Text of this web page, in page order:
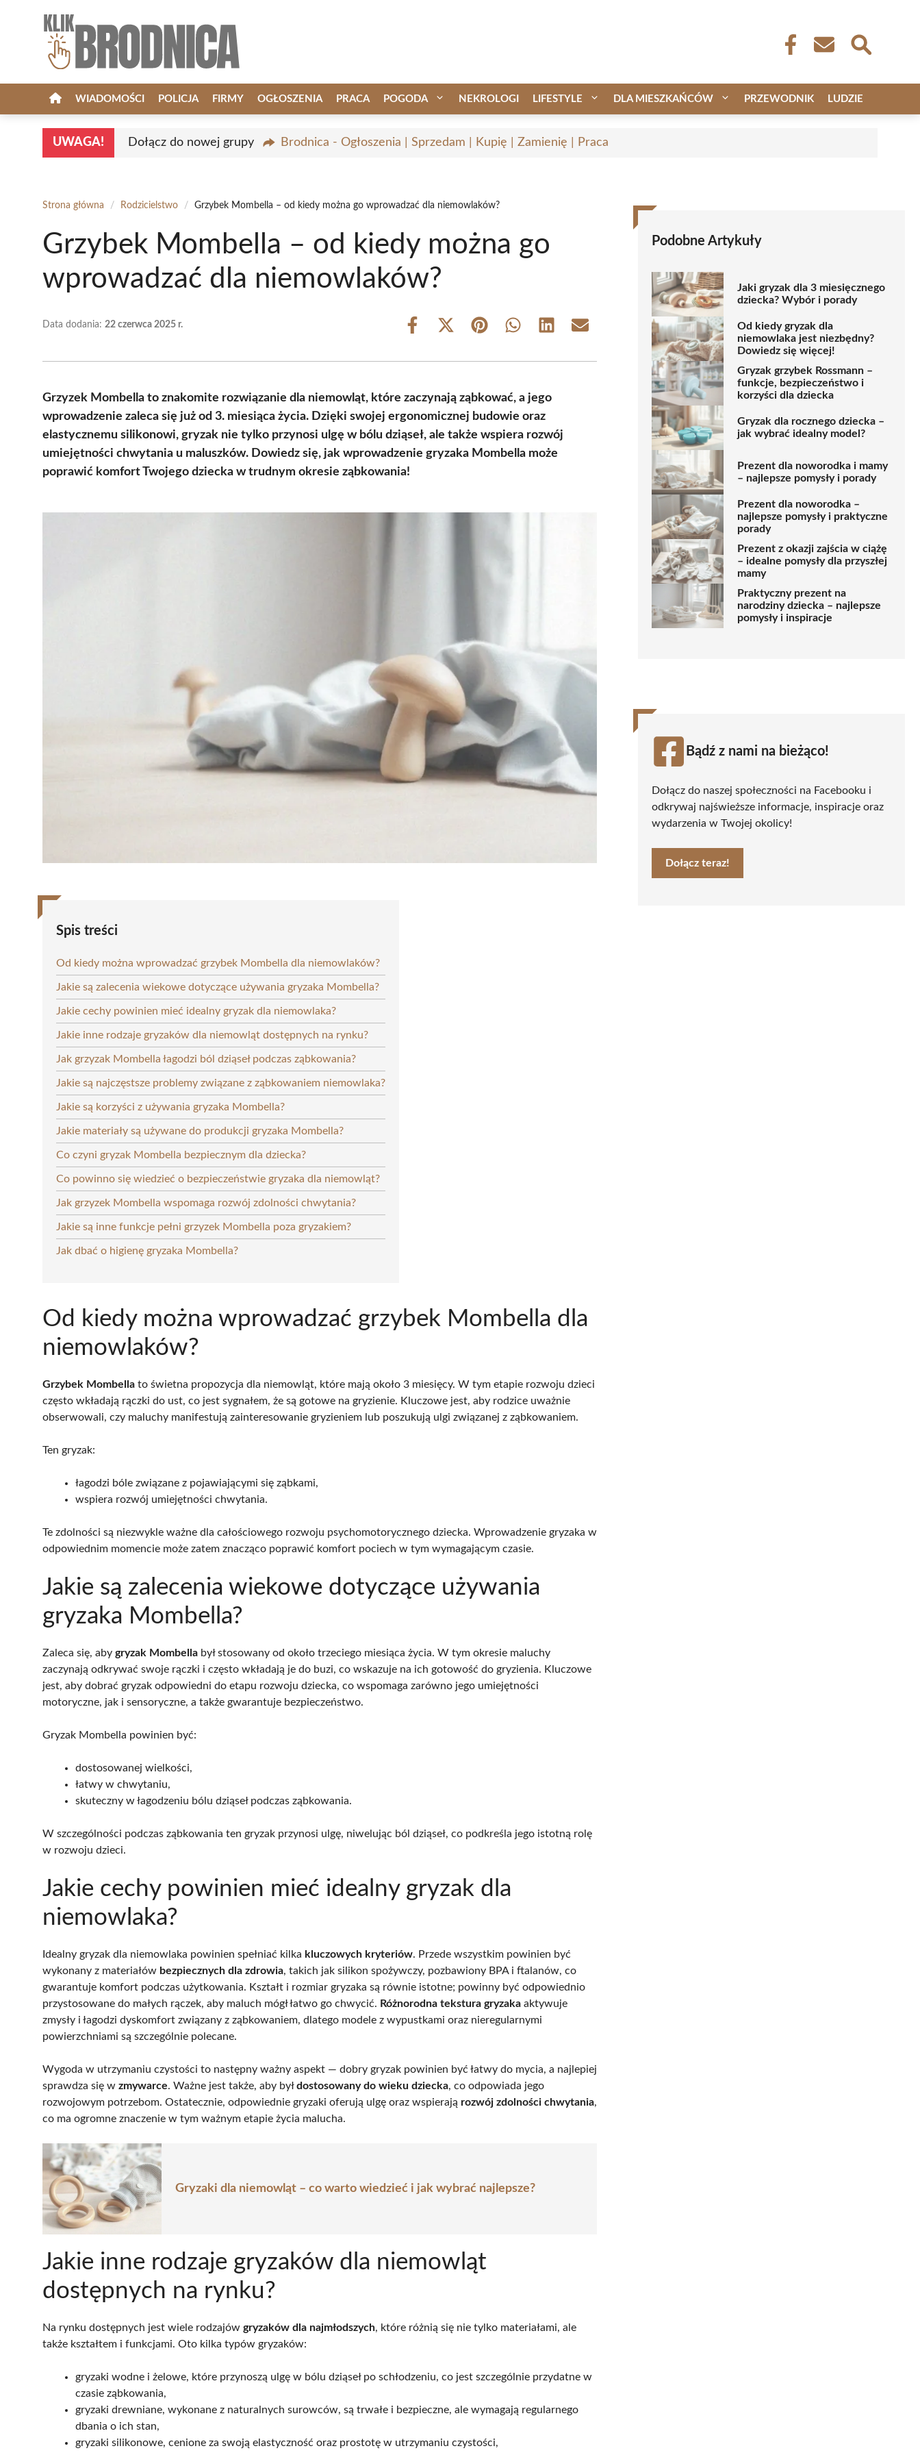
WIADOMOŚCI POLICJA FIRMY OGŁOSZENIA PRACA POGODA NEKROLOGI LIFESTYLE DLA MIESZKAŃCÓW PRZEWODNIK LUDZIE
UWAGA! Dołącz do nowej grupy Brodnica - Ogłoszenia | Sprzedam | Kupię | Zamienię | Praca
Strona główna / Rodzicielstwo / Grzybek Mombella – od kiedy można go wprowadzać dla niemowlaków?
Grzybek Mombella – od kiedy można go
wprowadzać dla niemowlaków?
Data dodania: 22 czerwca 2025 r.
Share
Share
(Twitter)
Share Share Share Share
Grzyzek Mombella to znakomite rozwiązanie dla niemowląt, które zaczynają ząbkować, a jego
wprowadzenie zaleca się już od 3. miesiąca życia. Dzięki swojej ergonomicznej budowie oraz
elastycznemu silikonowi, gryzak nie tylko przynosi ulgę w bólu dziąseł, ale także wspiera rozwój
umiejętności chwytania u maluszków. Dowiedz się, jak wprowadzenie gryzaka Mombella może
poprawić komfort Twojego dziecka w trudnym okresie ząbkowania!
Spis treści
Od kiedy można wprowadzać grzybek Mombella dla niemowlaków?
Jakie są zalecenia wiekowe dotyczące używania gryzaka Mombella?
Jakie cechy powinien mieć idealny gryzak dla niemowlaka?
Jakie inne rodzaje gryzaków dla niemowląt dostępnych na rynku?
Jak grzyzak Mombella łagodzi ból dziąseł podczas ząbkowania?
Jakie są najczęstsze problemy związane z ząbkowaniem niemowlaka?
Jakie są korzyści z używania gryzaka Mombella?
Jakie materiały są używane do produkcji gryzaka Mombella?
Co czyni gryzak Mombella bezpiecznym dla dziecka?
Co powinno się wiedzieć o bezpieczeństwie gryzaka dla niemowląt?
Jak grzyzek Mombella wspomaga rozwój zdolności chwytania?
Jakie są inne funkcje pełni grzyzek Mombella poza gryzakiem?
Jak dbać o higienę gryzaka Mombella?
Od kiedy można wprowadzać grzybek Mombella dla
niemowlaków?
Grzybek Mombella to świetna propozycja dla niemowląt, które mają około 3 miesięcy. W tym etapie rozwoju dzieci
często wkładają rączki do ust, co jest sygnałem, że są gotowe na gryzienie. Kluczowe jest, aby rodzice uważnie
obserwowali, czy maluchy manifestują zainteresowanie gryzieniem lub poszukują ulgi związanej z ząbkowaniem.
Ten gryzak:
łagodzi bóle związane z pojawiającymi się ząbkami,
wspiera rozwój umiejętności chwytania.
Te zdolności są niezwykle ważne dla całościowego rozwoju psychomotorycznego dziecka. Wprowadzenie gryzaka w
odpowiednim momencie może zatem znacząco poprawić komfort pociech w tym wymagającym czasie.
Jakie są zalecenia wiekowe dotyczące używania
gryzaka Mombella?
Zaleca się, aby gryzak Mombella był stosowany od około trzeciego miesiąca życia. W tym okresie maluchy
zaczynają odkrywać swoje rączki i często wkładają je do buzi, co wskazuje na ich gotowość do gryzienia. Kluczowe
jest, aby dobrać gryzak odpowiedni do etapu rozwoju dziecka, co wspomaga zarówno jego umiejętności
motoryczne, jak i sensoryczne, a także gwarantuje bezpieczeństwo.
Gryzak Mombella powinien być:
dostosowanej wielkości,
łatwy w chwytaniu,
skuteczny w łagodzeniu bólu dziąseł podczas ząbkowania.
W szczególności podczas ząbkowania ten gryzak przynosi ulgę, niwelując ból dziąseł, co podkreśla jego istotną rolę
w rozwoju dzieci.
Jakie cechy powinien mieć idealny gryzak dla
niemowlaka?
Idealny gryzak dla niemowlaka powinien spełniać kilka kluczowych kryteriów. Przede wszystkim powinien być
wykonany z materiałów bezpiecznych dla zdrowia, takich jak silikon spożywczy, pozbawiony BPA i ftalanów, co
gwarantuje komfort podczas użytkowania. Kształt i rozmiar gryzaka są równie istotne; powinny być odpowiednio
przystosowane do małych rączek, aby maluch mógł łatwo go chwycić. Różnorodna tekstura gryzaka aktywuje
zmysły i łagodzi dyskomfort związany z ząbkowaniem, dlatego modele z wypustkami oraz nieregularnymi
powierzchniami są szczególnie polecane.
Wygoda w utrzymaniu czystości to następny ważny aspekt — dobry gryzak powinien być łatwy do mycia, a najlepiej
sprawdza się w zmywarce. Ważne jest także, aby byłdostosowany do wieku dziecka, co odpowiada jego
rozwojowym potrzebom. Ostatecznie, odpowiednie gryzaki oferują ulgę oraz wspierają rozwój zdolności chwytania,
co ma ogromne znaczenie w tym ważnym etapie życia malucha.
Gryzaki dla niemowląt – co warto wiedzieć i jak wybrać najlepsze?
Jakie inne rodzaje gryzaków dla niemowląt
dostępnych na rynku?
Na rynku dostępnych jest wiele rodzajów gryzaków dla najmłodszych, które różnią się nie tylko materiałami, ale
także kształtem i funkcjami. Oto kilka typów gryzaków:
gryzaki wodne i żelowe, które przynoszą ulgę w bólu dziąseł po schłodzeniu, co jest szczególnie przydatne w
czasie ząbkowania,
gryzaki drewniane, wykonane z naturalnych surowców, są trwałe i bezpieczne, ale wymagają regularnego
dbania o ich stan,
gryzaki silikonowe, cenione za swoją elastyczność oraz prostotę w utrzymaniu czystości,
Podobne Artykuły
Jaki gryzak dla 3 miesięcznego
dziecka? Wybór i porady
Od kiedy gryzak dla
niemowlaka jest niezbędny?
Dowiedz się więcej!
Gryzak grzybek Rossmann –
funkcje, bezpieczeństwo i
korzyści dla dziecka
Gryzak dla rocznego dziecka –
jak wybrać idealny model?
Prezent dla noworodka i mamy
– najlepsze pomysły i porady
Prezent dla noworodka –
najlepsze pomysły i praktyczne
porady
Prezent z okazji zajścia w ciążę
– idealne pomysły dla przyszłej
mamy
Praktyczny prezent na
narodziny dziecka – najlepsze
pomysły i inspiracje
Bądź z nami na bieżąco!
Dołącz do naszej społeczności na Facebooku i
odkrywaj najświeższe informacje, inspiracje oraz
wydarzenia w Twojej okolicy!
Dołącz teraz!